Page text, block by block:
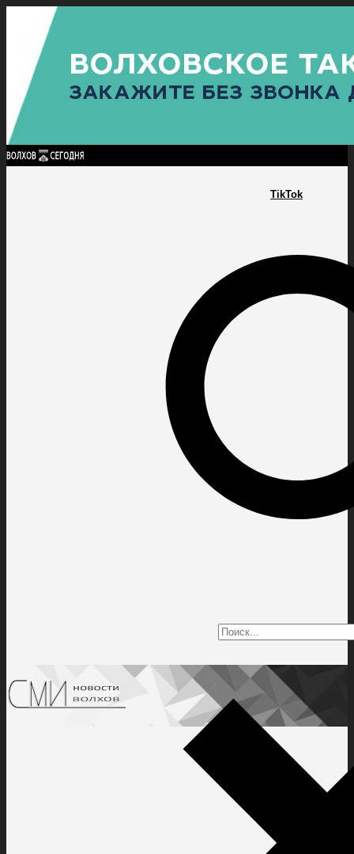
TikTok
Найти:
ГЛАВНАЯ ПОЛИТИКАПРОИСШЕСТВИЯ ПРОКУРАТУРАСПОРТ
ПОЛИТИКА
КУЛЬТУРА
ПОСЕЛЕНИЯ